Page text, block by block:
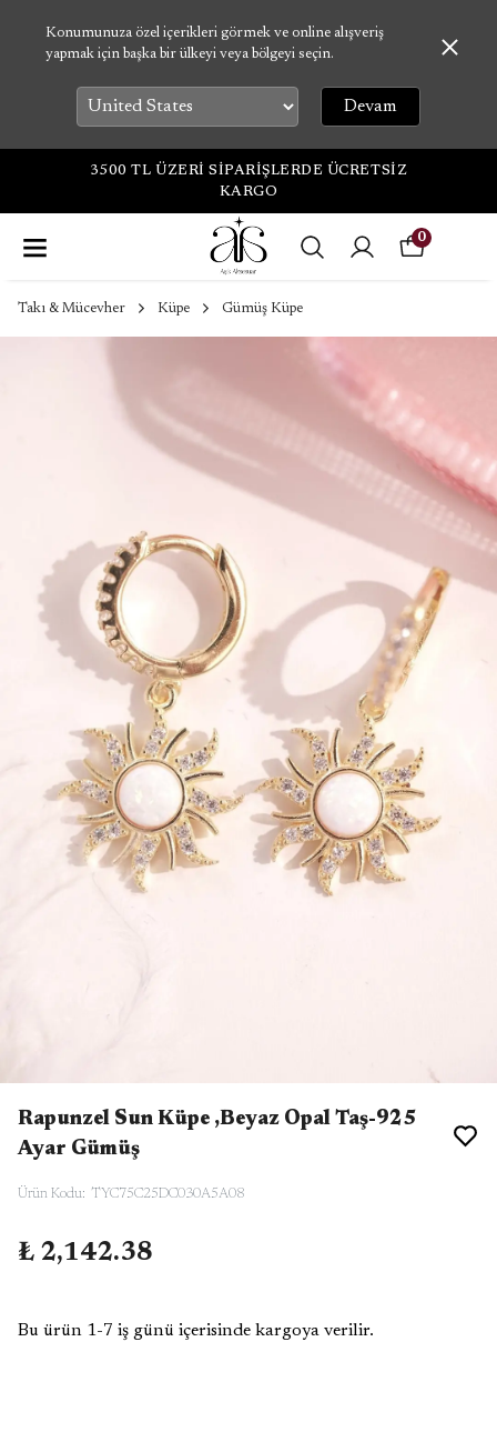
Konumunuza özel içerikleri görmek ve online alışveriş
yapmak için başka bir ülkeyi veya bölgeyi seçin.
Devam
3500 TL ÜZERİ SİPARİŞLERDE ÜCRETSİZ
KARGO
0
Takı & Mücevher Küpe Gümüş Küpe
Rapunzel Sun Küpe ,Beyaz Opal Taş-925
Ayar Gümüş
Ürün Kodu: TYC75C25DC030A5A08
₺ 2,142.38
Bu ürün 1-7 iş günü içerisinde kargoya verilir.